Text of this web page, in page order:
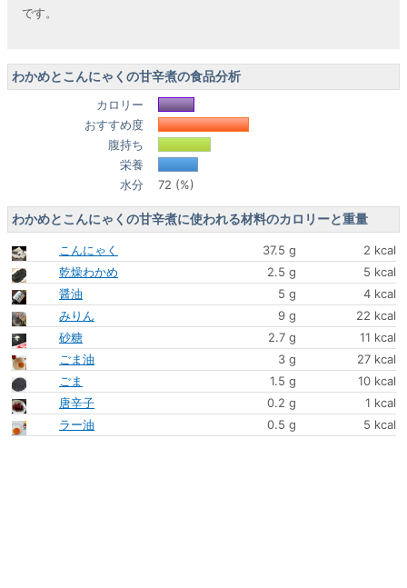
です。
わかめとこんにゃくの甘辛煮の食品分析
カロリー
おすすめ度
腹持ち
栄養
水分
72 (%)
わかめとこんにゃくの甘辛煮に使われる材料のカロリーと重量
こんにゃく 37.5 g
2 kcal
乾燥わかめ
2.5 g
5 kcal
醤油
5 g
4 kcal
みりん
9 g
22 kcal
砂糖
2.7 g
11 kcal
ごま油
3 g
27 kcal
ごま
1.5 g
10 kcal
唐辛子
0.2 g
1 kcal
ラー油
0.5 g 5 kcal